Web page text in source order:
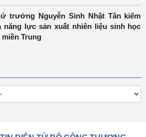
trưởng Nguyễn Sinh Nhật Tân kiểm
năng lực sản xuất nhiên liệu sinh học
miền Trung